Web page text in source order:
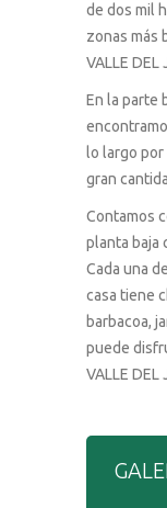
de dos mil
zonas más
VALLE DEL
En la parte
lo largo por
gran
Contamos
planta baja
Cada una
casa tiene
barbacoa,
puede
VALLE DEL